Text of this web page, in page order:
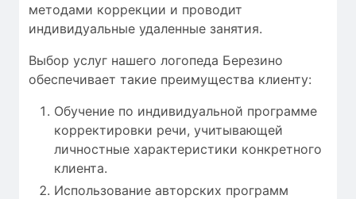
методами коррекции и проводит
индивидуальные удаленные занятия.
Выбор услуг нашего логопеда Березино
обеспечивает такие преимущества клиенту:
Обучение по индивидуальной программе
корректировки речи, учитывающей
личностные характеристики конкретного
клиента.
Использование авторских программ